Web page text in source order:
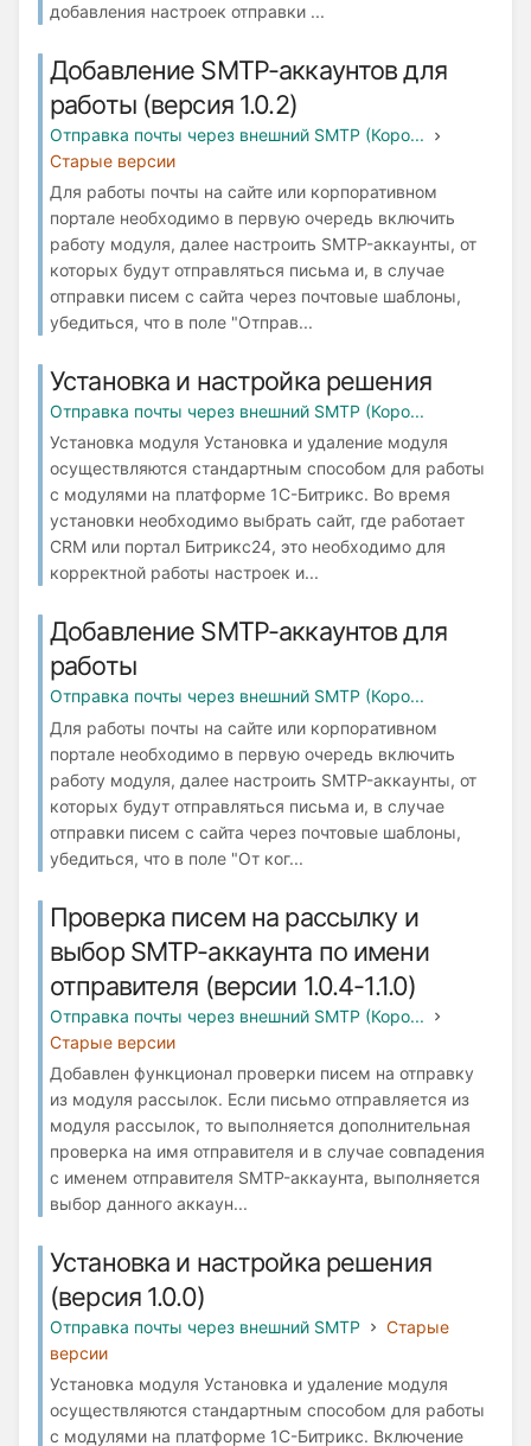
добавления настроек отправки ...
Добавление SMTP-аккаунтов для
работы (версия 1.0.2)
Отправка почты через внешний SMTP (Коро...
Старые версии
Для работы почты на сайте или корпоративном
портале необходимо в первую очередь включить
работу модуля, далее настроить SMTP-аккаунты, от
которых будут отправляться письма и, в случае
отправки писем с сайта через почтовые шаблоны,
убедиться, что в поле "Отправ...
Установка и настройка решения
Отправка почты через внешний SMTP (Коро...
Установка модуля Установка и удаление модуля
осуществляются стандартным способом для работы
с модулями на платформе 1С-Битрикс. Во время
установки необходимо выбрать сайт, где работает
СRM или портал Битрикс24, это необходимо для
корректной работы настроек и...
Добавление SMTP-аккаунтов для
работы
Отправка почты через внешний SMTP (Коро...
Для работы почты на сайте или корпоративном
портале необходимо в первую очередь включить
работу модуля, далее настроить SMTP-аккаунты, от
которых будут отправляться письма и, в случае
отправки писем с сайта через почтовые шаблоны,
убедиться, что в поле "От ког...
Проверка писем на рассылку и
выбор SMTP-аккаунта по имени
отправителя (версии 1.0.4-1.1.0)
Отправка почты через внешний SMTP (Коро...
Старые версии
Добавлен функционал проверки писем на отправку
из модуля рассылок. Если письмо отправляется из
модуля рассылок, то выполняется дополнительная
проверка на имя отправителя и в случае совпадения
с именем отправителя SMTP-аккаунта, выполняется
выбор данного аккаун...
Установка и настройка решения
(версия 1.0.0)
Отправка почты через внешний SMTP
Старые
версии
Установка модуля Установка и удаление модуля
осуществляются стандартным способом для работы
с модулями на платформе 1С-Битрикс. Включение